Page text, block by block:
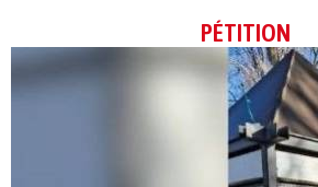
PÉTITION